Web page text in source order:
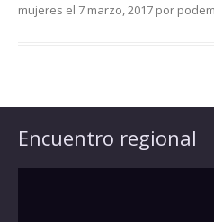
mujeres el 7 marzo, 2017 por
Encuentro regional